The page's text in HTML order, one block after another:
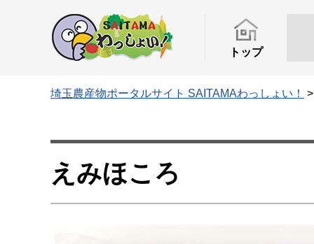
トップ
埼玉農産物ポータルサイト SAITAMAわっしょい！ >
えみほころ